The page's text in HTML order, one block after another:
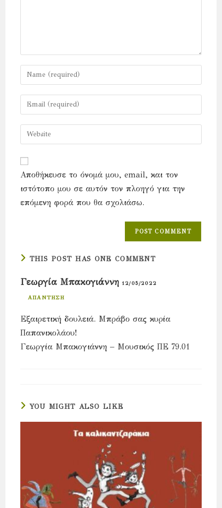
Enter
your
name
or
comment
Enter
your
email
address
Enter
your
URL
(optional)
Αποθήκευσε το όνομά μου, email, και τον
ιστότοπο μου σε αυτόν τον πλοηγό για την
επόμενη φορά που θα σχολιάσω.
THIS POST HAS ONE COMMENT
Γεωργία Μπακογιάννη12/05/2022
ΑΠΆΝΤΗΣΗ
Εξαιρετική δουλειά. Μπράβο σας κυρία
Παπανικολάου!
Γεωργία Μπακογιάννη – Μουσικός ΠΕ 79.01
YOU MIGHT ALSO LIKE